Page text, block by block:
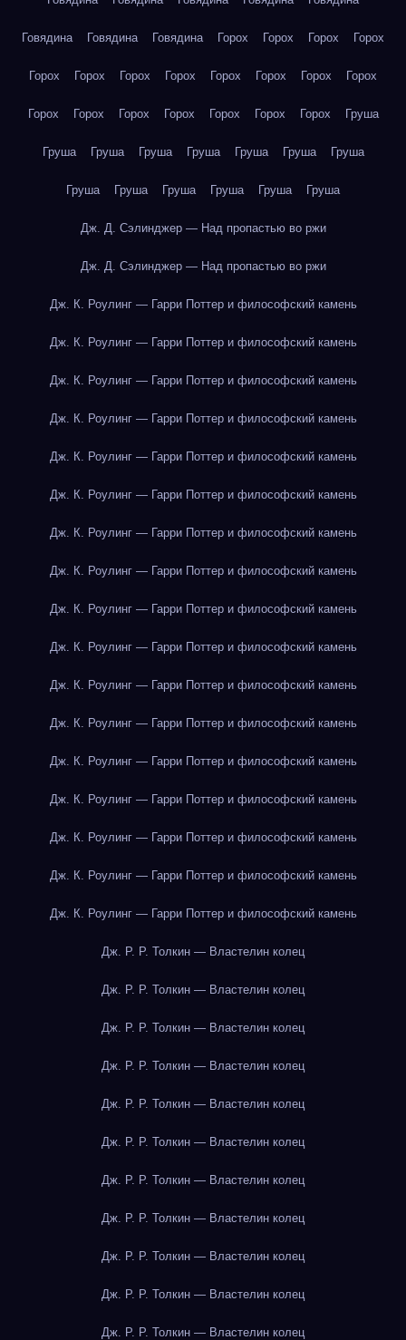
Говядина Говядина Говядина Горох Горох Горох Горох
Горох Горох Горох Горох Горох Горох Горох Горох
Горох Горох Горох Горох Горох Горох Горох Груша
Груша Груша Груша Груша Груша Груша Груша
Груша Груша Груша Груша Груша Груша
Дж. Д. Сэлинджер — Над пропастью во ржи
Дж. Д. Сэлинджер — Над пропастью во ржи
Дж. К. Роулинг — Гарри Поттер и философский камень
Дж. К. Роулинг — Гарри Поттер и философский камень
Дж. К. Роулинг — Гарри Поттер и философский камень
Дж. К. Роулинг — Гарри Поттер и философский камень
Дж. К. Роулинг — Гарри Поттер и философский камень
Дж. К. Роулинг — Гарри Поттер и философский камень
Дж. К. Роулинг — Гарри Поттер и философский камень
Дж. К. Роулинг — Гарри Поттер и философский камень
Дж. К. Роулинг — Гарри Поттер и философский камень
Дж. К. Роулинг — Гарри Поттер и философский камень
Дж. К. Роулинг — Гарри Поттер и философский камень
Дж. К. Роулинг — Гарри Поттер и философский камень
Дж. К. Роулинг — Гарри Поттер и философский камень
Дж. К. Роулинг — Гарри Поттер и философский камень
Дж. К. Роулинг — Гарри Поттер и философский камень
Дж. К. Роулинг — Гарри Поттер и философский камень
Дж. К. Роулинг — Гарри Поттер и философский камень
Дж. Р. Р. Толкин — Властелин колец
Дж. Р. Р. Толкин — Властелин колец
Дж. Р. Р. Толкин — Властелин колец
Дж. Р. Р. Толкин — Властелин колец
Дж. Р. Р. Толкин — Властелин колец
Дж. Р. Р. Толкин — Властелин колец
Дж. Р. Р. Толкин — Властелин колец
Дж. Р. Р. Толкин — Властелин колец
Дж. Р. Р. Толкин — Властелин колец
Дж. Р. Р. Толкин — Властелин колец
Дж. Р. Р. Толкин — Властелин колец